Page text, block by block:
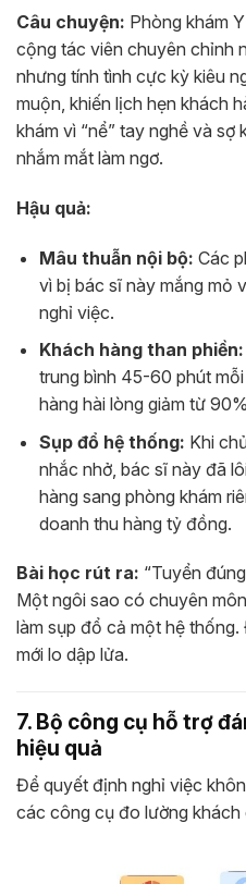
Câu chuyện: Phòng khám
cộng tác viên chuyên chỉnh
nhưng tính tình cực kỳ kiêu
muộn, khiến lịch hẹn khách
khám vì “nể” tay nghề và sợ
nhắm mắt làm ngơ.
Hậu quả:
Mâu thuẫn nội bộ: Các
vì bị bác sĩ này mắng mỏ
nghỉ việc.
Khách hàng than phiền:
trung bình 45-60 phút
hàng hài lòng giảm từ
Sụp đổ hệ thống: Khi
nhắc nhở, bác sĩ này đã
hàng sang phòng khám
doanh thu hàng tỷ đồng.
Bài học rút ra: “Tuyển
Một ngôi sao có chuyên
làm sụp đổ cả một hệ
mới lo dập lửa.
7. Bộ công cụ hỗ trợ
hiệu quả
Để quyết định nghỉ việc
các công cụ đo lường khách